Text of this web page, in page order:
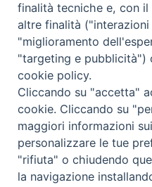
Copyright © 2019
Trentina Editrice
Privacy Policy
finalità tecniche e, con
altre finalità
"miglioramento
"targeting e pubblicità")
cookie policy.
Cliccando su "accetta"
cookie. Cliccando su
maggiori informazioni
personalizzare le tue
"rifiuta" o chiudendo
la navigazione